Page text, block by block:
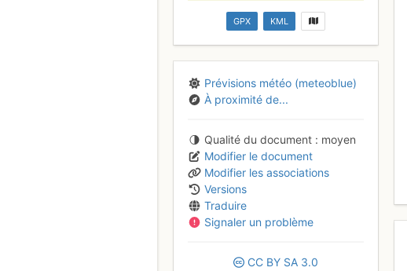
GPX KML
Prévisions météo (meteoblue)
À proximité de...
Qualité du document
moyen
Modifier le document
Modifier les associations
Versions
Traduire
Signaler un problème
CC BY SA 3.0